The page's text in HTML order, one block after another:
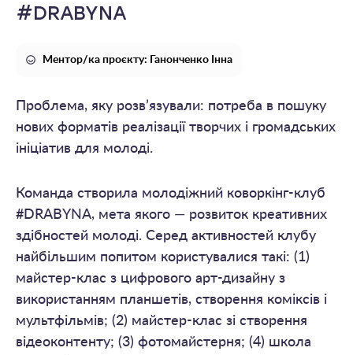
#DRABYNA
Ментор/ка проєкту: Ганонченко Інна
Проблема, яку розв’язували: потреба в пошуку
нових форматів реалізації творчих і громадських
ініціатив для молоді.
Команда створила молодіжний коворкінг-клуб
#DRABYNA, мета якого — розвиток креативних
здібностей молоді. Серед активностей клубу
найбільшим попитом користувалися такі: (1)
майстер-клас з цифрового арт-дизайну з
використанням планшетів, створення коміксів і
мультфільмів; (2) майстер-клас зі створення
відеоконтенту; (3) фотомайстерня; (4) школа